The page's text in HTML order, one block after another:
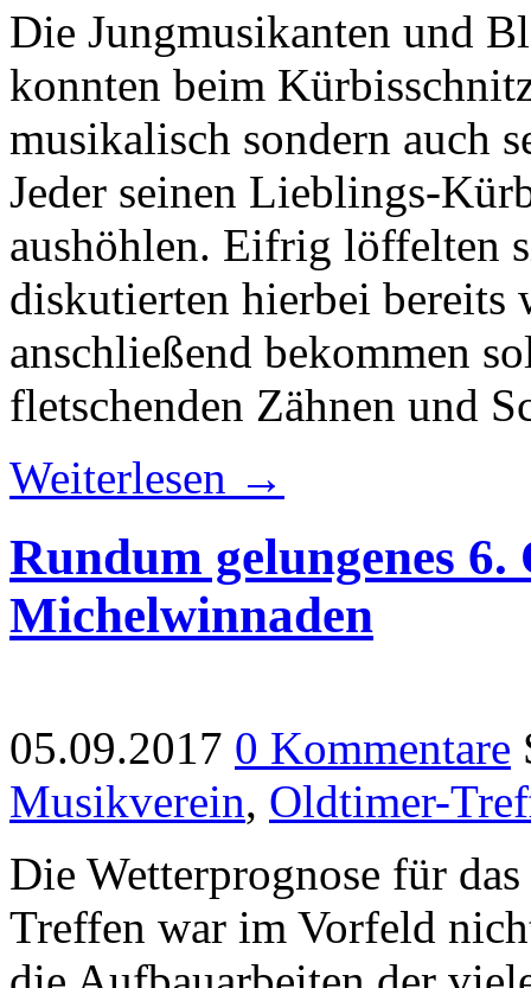
Die Jungmusikanten und
konnten beim
musikalisch sondern auch
Jeder seinen Lieblings-
aushöhlen. Eifrig löffelten
diskutierten hierbei bereits
anschließend bekommen
fletschenden Zähnen und
Weiterlesen →
Rundum gelungenes
Michelwinnaden
05.09.2017 0 Kommentare
Musikverein, Oldtimer-
Die Wetterprognose für
Treffen war im Vorfeld